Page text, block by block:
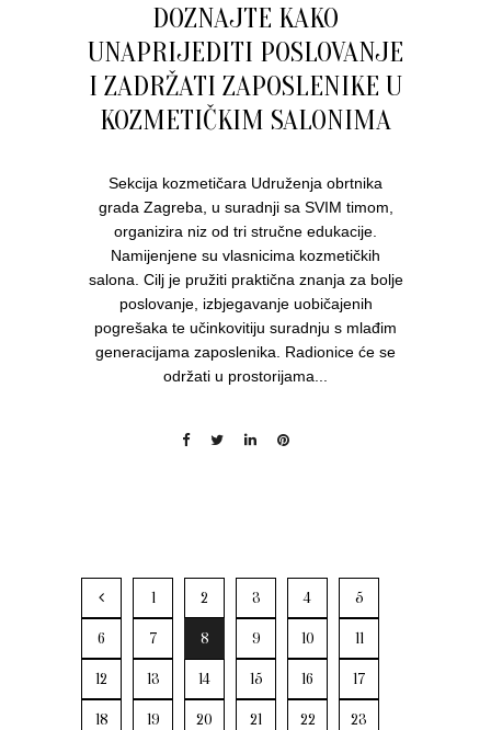
DOZNAJTE KAKO
UNAPRIJEDITI POSLOVANJE
I ZADRŽATI ZAPOSLENIKE U
KOZMETIČKIM SALONIMA
Sekcija kozmetičara Udruženja obrtnika
grada Zagreba, u suradnji sa SVIM timom,
organizira niz od tri stručne edukacije.
Namijenjene su vlasnicima kozmetičkih
salona. Cilj je pružiti praktična znanja za bolje
poslovanje, izbjegavanje uobičajenih
pogrešaka te učinkovitiju suradnju s mlađim
generacijama zaposlenika. Radionice će se
održati u prostorijama...
1 2 3 4 5
6 7 8 9 10 11
12 13 14 15 16 17
18 19 20 21 22 23